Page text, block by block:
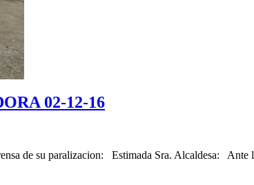
02-12-16
de su paralizacion: Estimada Sra. Alcaldesa: Ante